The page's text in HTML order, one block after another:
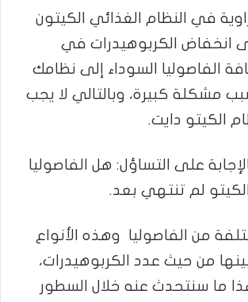
في النظام الغذائي الكيتون
انخفاض الكربوهيدرات في
الفاصوليا السوداء إلى نظامك
مشكلة كبيرة، وبالتالي لا يجب
الكيتو دايت.
على التساؤل: هل الفاصوليا
لم تنتهي بعد.
من الفاصوليا وهذه الأنواع
من حيث عدد الكربوهيدرات،
ما سنتحدث عنه خلال السطور